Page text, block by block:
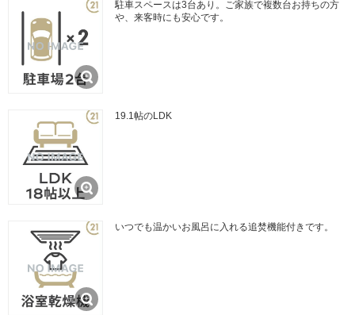
駐車スペースは3台あり。ご家族で複数台お持ちの方
や、来客時にも安心です。
19.1帖のLDK
いつでも温かいお風呂に入れる追焚機能付きです。